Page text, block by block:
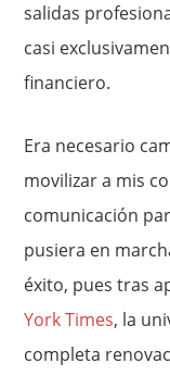
salidas
casi
financiero.
Era necesario
movilizar a mis
comunicación
pusiera en
éxito, pues tras
York Times, la
completa